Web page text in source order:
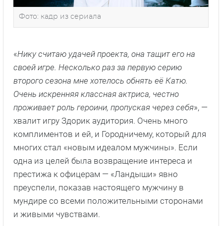
Фото: кадр из сериала
«Нику считаю удачей проекта, она тащит его на
своей игре. Несколько раз за первую серию
второго сезона мне хотелось обнять её Катю.
Очень искренняя классная актриса, честно
проживает роль героини, пропуская через себя», —
хвалит игру Здорик аудитория. Очень много
комплиментов и ей, и Городничему, который для
многих стал «новым идеалом мужчины». Если
одна из целей была возвращение интереса и
престижа к офицерам — «Ландыши» явно
преуспели, показав настоящего мужчину в
мундире со всеми положительными сторонами
и живыми чувствами.